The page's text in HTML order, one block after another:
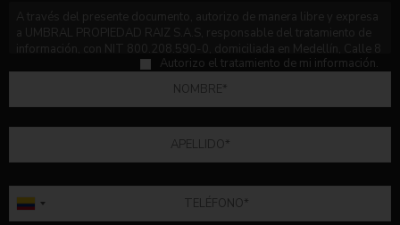
A través del presente documento, autorizo de manera libre y expresa
a UMBRAL PROPIEDAD RAIZ S.A.S, responsable del tratamiento de
información, con NIT 800.208.590-0, domiciliada en Medellín, Calle 8
No. 43 A 115, teléfono 3122711; en adelante UMBRAL, para que trate
mis datos personales de conformidad con lo dispuesto en el presente
documento. Declaro que he sido informado expresa y previamente:
1.Que con la autorización otorgada a UMBRAL le permite consultar,
verificar, reportar, procesar, solicitar y divulgar a la Central de
Información – CIFIN- que administra la Asociación Bancaria y de
de datos con los mismos fines, toda la información referente a mi
Autorizo el tratamiento de mi información.